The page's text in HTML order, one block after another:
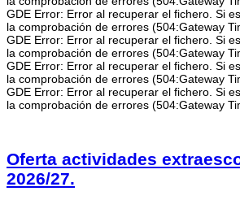
GDE Error: Error al recuperar el fichero. Si
la comprobación de errores (504:Gateway
GDE Error: Error al recuperar el fichero. Si
la comprobación de errores (504:Gateway
GDE Error: Error al recuperar el fichero. Si
la comprobación de errores (504:Gateway
GDE Error: Error al recuperar el fichero. Si
la comprobación de errores (504:Gateway
Oferta actividades
2026/27.